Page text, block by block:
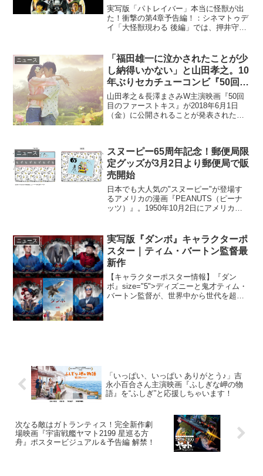
ュアル公開！
実写版「パトレイバー」本当に怪獣が出
た！衝撃の第4章予告編！：シネマトゥデ
イ「大怪獣現わる 後編」では、押井守総
ょ。今どき特撮であることが素晴らし
い」と語ったとおり、たし...
ニュース
「福田雄一に泣かされたことが少
し納得いかない」と山田孝之。10
年ぶりセカチューコンビ『50回目
のファーストキス』
山田孝之＆長澤まさみW主演映画『50回
目のファーストキス』が2018年6月1日
（金）に公開されることが発表された。
ス』は2018年6...
ニュース
スヌーピー65周年記念！郵便局限
定グッズが3月2日より郵便局で販
売開始
日本でも大人気の"スヌーピー"が登場す
るアメリカの漫画『PEANUTS（ピーナ
ッツ）』。1950年10月2日にアメリカの7
全国の郵便局で数量限定発売される。発
売され...
ニュース
実写版『ダンボ』キャラクターポ
スター｜ティム・バートン監督最
新作
【キャラクターポスター情報】『ダン
ボ』size="5">ディズニーと鬼才ティム・
バートン監督が、世界中から世代を超え
「いっぱい、いっぱい ありがとう♪」吉
永小百合さん主演映画『ふしぎな岬の物
語』を“ふしぎ”と応援しちゃいます！
次なる敵はガトランティス！完全新作劇
場映画『宇宙戦艦ヤマト2199 星巡る方
舟』ポスタービジュアル＆予告編 解禁！